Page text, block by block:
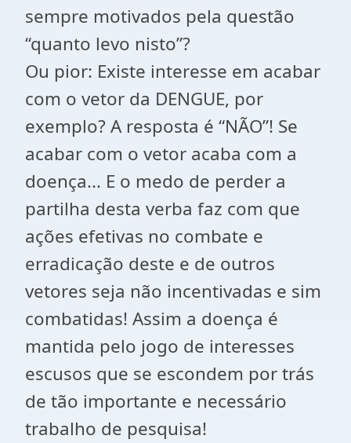
sempre motivados pela questão
“quanto levo nisto”?
Ou pior: Existe interesse em acabar
com o vetor da DENGUE, por
exemplo? A resposta é “NÃO”! Se
acabar com o vetor acaba com a
doença... E o medo de perder a
partilha desta verba faz com que
ações efetivas no combate e
erradicação deste e de outros
vetores seja não incentivadas e sim
combatidas! Assim a doença é
mantida pelo jogo de interesses
escusos que se escondem por trás
de tão importante e necessário
trabalho de pesquisa!